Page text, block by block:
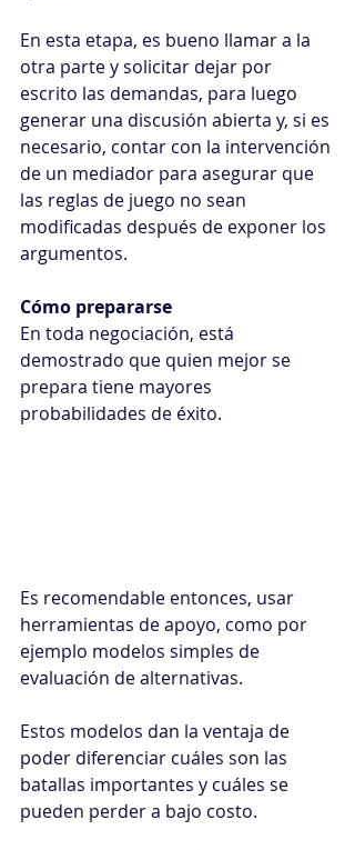
En esta etapa, es bueno llamar a la
otra parte y solicitar dejar por
escrito las demandas, para luego
generar una discusión abierta y, si es
necesario, contar con la intervención
de un mediador para asegurar que
las reglas de juego no sean
modificadas después de exponer los
argumentos.
Cómo prepararse
En toda negociación, está
demostrado que quien mejor se
prepara tiene mayores
probabilidades de éxito.
Es recomendable entonces, usar
herramientas de apoyo, como por
ejemplo modelos simples de
evaluación de alternativas.
Estos modelos dan la ventaja de
poder diferenciar cuáles son las
batallas importantes y cuáles se
pueden perder a bajo costo.